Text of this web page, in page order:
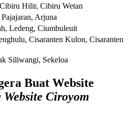
Hilir, Cibiru Wetan
Arjuna
Ledeng, Ciumbuleuit
Cisaranten Kulon, Cisaranten
Siliwangi, Sekeloa
Buat Website
Website Ciroyom